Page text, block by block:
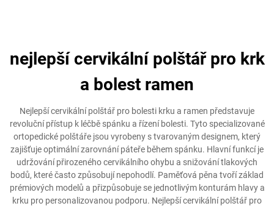
nejlepší cervikální polštář pro krk
a bolest ramen
Nejlepší cervikální polštář pro bolesti krku a ramen představuje
revoluční přístup k léčbě spánku a řízení bolesti. Tyto specializované
ortopedické polštáře jsou vyrobeny s tvarovaným designem, který
zajišťuje optimální zarovnání páteře během spánku. Hlavní funkcí je
udržování přirozeného cervikálního ohybu a snižování tlakových
bodů, které často způsobují nepohodlí. Paměťová pěna tvoří základ
prémiových modelů a přizpůsobuje se jednotlivým konturám hlavy a
krku pro personalizovanou podporu. Nejlepší cervikální polštář pro